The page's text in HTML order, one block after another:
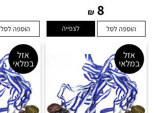
8
₪
הוספה לסל לצפייה הוספה לסל
אזל
במלאי
אזל
במלאי